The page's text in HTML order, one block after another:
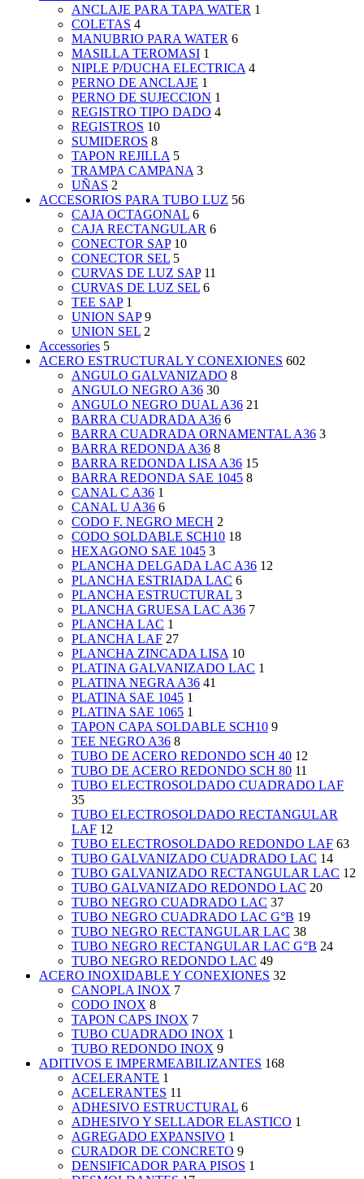
ANCLAJE PARA TAPA WATER 1
COLETAS 4
MANUBRIO PARA WATER 6
MASILLA TEROMASI 1
NIPLE P/DUCHA ELECTRICA 4
PERNO DE ANCLAJE 1
PERNO DE SUJECCION 1
REGISTRO TIPO DADO 4
REGISTROS 10
SUMIDEROS 8
TAPON REJILLA 5
TRAMPA CAMPANA 3
UÑAS 2
ACCESORIOS PARA TUBO LUZ 56
CAJA OCTAGONAL 6
CAJA RECTANGULAR 6
CONECTOR SAP 10
CONECTOR SEL 5
CURVAS DE LUZ SAP 11
CURVAS DE LUZ SEL 6
TEE SAP 1
UNION SAP 9
UNION SEL 2
Accessories 5
ACERO ESTRUCTURAL Y CONEXIONES 602
ANGULO GALVANIZADO 8
ANGULO NEGRO A36 30
ANGULO NEGRO DUAL A36 21
BARRA CUADRADA A36 6
BARRA CUADRADA ORNAMENTAL A36 3
BARRA REDONDA A36 8
BARRA REDONDA LISA A36 15
BARRA REDONDA SAE 1045 8
CANAL C A36 1
CANAL U A36 6
CODO F. NEGRO MECH 2
CODO SOLDABLE SCH10 18
HEXAGONO SAE 1045 3
PLANCHA DELGADA LAC A36 12
PLANCHA ESTRIADA LAC 6
PLANCHA ESTRUCTURAL 3
PLANCHA GRUESA LAC A36 7
PLANCHA LAC 1
PLANCHA LAF 27
PLANCHA ZINCADA LISA 10
PLATINA GALVANIZADO LAC 1
PLATINA NEGRA A36 41
PLATINA SAE 1045 1
PLATINA SAE 1065 1
TAPON CAPA SOLDABLE SCH10 9
TEE NEGRO A36 8
TUBO DE ACERO REDONDO SCH 40 12
TUBO DE ACERO REDONDO SCH 80 11
TUBO ELECTROSOLDADO CUADRADO LAF
35
TUBO ELECTROSOLDADO RECTANGULAR
LAF 12
TUBO ELECTROSOLDADO REDONDO LAF 63
TUBO GALVANIZADO CUADRADO LAC 14
TUBO GALVANIZADO RECTANGULAR LAC 12
TUBO GALVANIZADO REDONDO LAC 20
TUBO NEGRO CUADRADO LAC 37
TUBO NEGRO CUADRADO LAC G°B 19
TUBO NEGRO RECTANGULAR LAC 38
TUBO NEGRO RECTANGULAR LAC G°B 24
TUBO NEGRO REDONDO LAC 49
ACERO INOXIDABLE Y CONEXIONES 32
CANOPLA INOX 7
CODO INOX 8
TAPON CAPS INOX 7
TUBO CUADRADO INOX 1
TUBO REDONDO INOX 9
ADITIVOS E IMPERMEABILIZANTES 168
ACELERANTE 1
ACELERANTES 11
ADHESIVO ESTRUCTURAL 6
ADHESIVO Y SELLADOR ELASTICO 1
AGREGADO EXPANSIVO 1
CURADOR DE CONCRETO 9
DENSIFICADOR PARA PISOS 1